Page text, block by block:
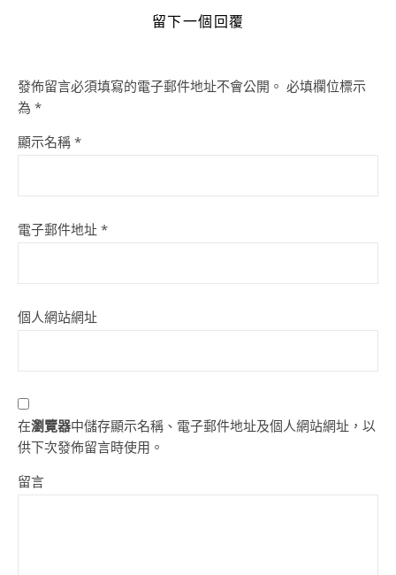
留下一個回覆
發佈留言必須填寫的電子郵件地址不會公開。 必填欄位標示
為 *
顯示名稱 *
電子郵件地址 *
個人網站網址
在瀏覽器中儲存顯示名稱、電子郵件地址及個人網站網址，以
供下次發佈留言時使用。
留言